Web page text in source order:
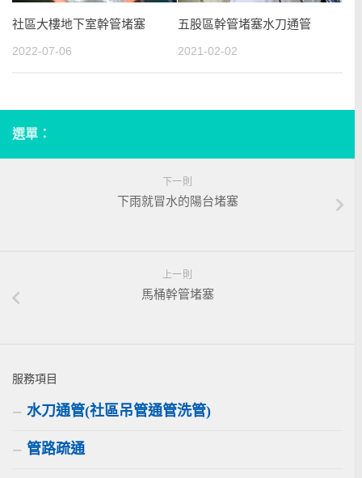
社區大樓地下室幹管堵塞
2022-07-06
五股區幹管堵塞水刀通管
2021-02-02
選單：
下一則
下雨就冒水的陽台堵塞
上一則
馬桶幹管堵塞
服務項目
水刀通管(社區吊管通管洗管)
管路疏通